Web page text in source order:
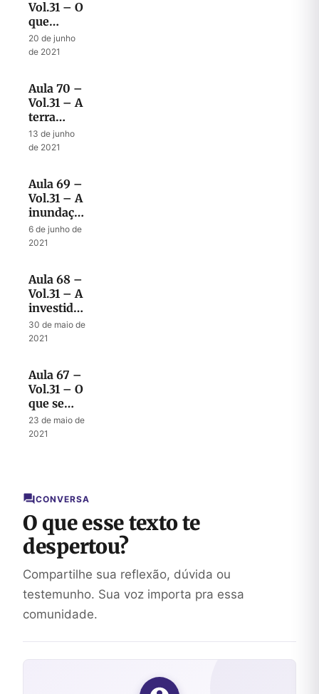
Vol.31 – O
que
acontecerá
no final
20 de junho
de 2021
Aula 70 –
Vol.31 – A
terra
gloriosa e
o tempo
13 de junho
de 2021
Aula 69 –
Vol.31 – A
inundação
no tempo
do fim
6 de junho de
2021
Aula 68 –
Vol.31 – A
investida
final do
anticristo
30 de maio de
2021
Aula 67 –
Vol.31 – O
que se
espera
dos
23 de maio de
2021
CONVERSA
O que esse texto te
despertou?
Compartilhe sua reflexão, dúvida ou
testemunho. Sua voz importa pra essa
comunidade.